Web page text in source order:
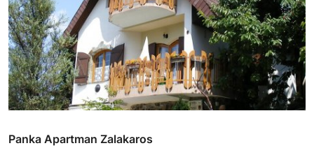
Panka Apartman Zalakaros